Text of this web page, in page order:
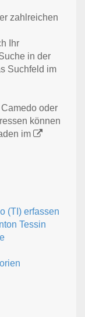
zahlreichen
Ihr
in der
Suchfeld im
oder
können
im
(TI) erfassen
Tessin